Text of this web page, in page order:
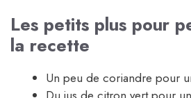
Les petits plus pour
la recette
Un peu de coriandre pour